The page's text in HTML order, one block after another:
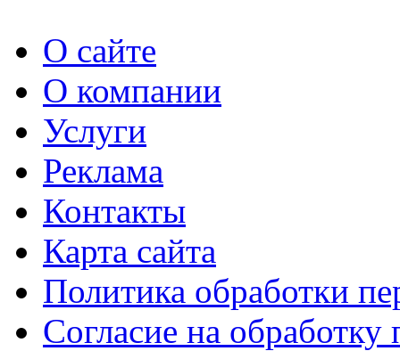
О сайте
О компании
Услуги
Реклама
Контакты
Карта сайта
Политика обработки
Согласие на